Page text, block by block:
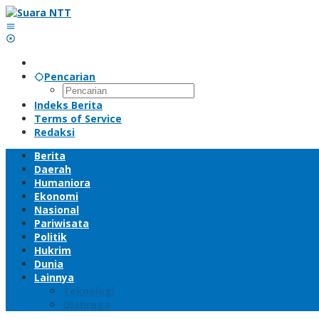
Lewati
ke
konten
Pencarian
Indeks Berita
Terms of Service
Redaksi
Berita
Daerah
Humaniora
Ekonomi
Nasional
Pariwisata
Politik
Hukrim
Dunia
Lainnya
Teknologi
Olahraga